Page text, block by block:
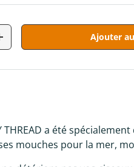
la vue de galerie
l’image 9 dans la vue de
la quantitéAjouter
THREAD a été
mouches pour la mer,